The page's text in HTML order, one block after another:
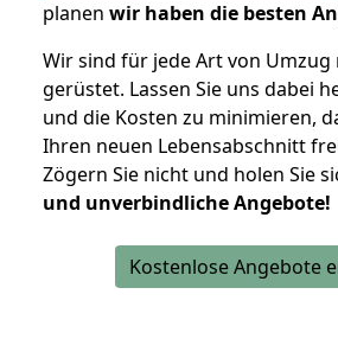
planen wir haben die besten
Wir sind für jede Art von Umzug
gerüstet. Lassen Sie uns dabei
und die Kosten zu minimieren,
Ihren neuen Lebensabschnitt
Zögern Sie nicht und holen Sie
und unverbindliche Angebote!
Kostenlose Angebote